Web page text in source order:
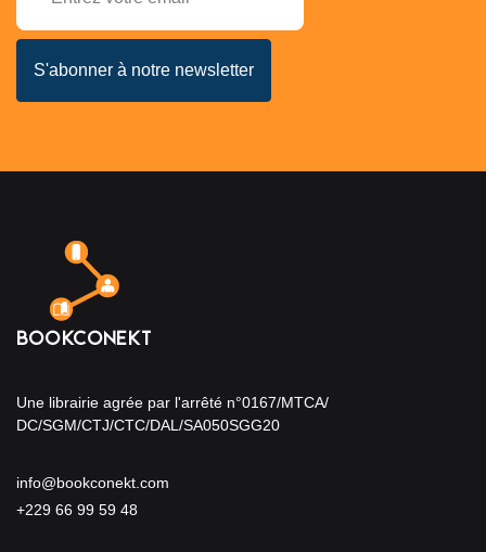
Une librairie agrée par l'arrêté n°0167/MTCA/
DC/SGM/CTJ/CTC/DAL/SA050SGG20
info@bookconekt.com
+229 66 99 59 48